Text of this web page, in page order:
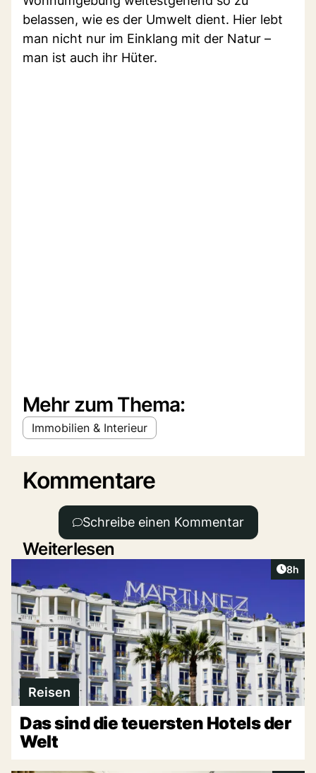
belassen, wie es der Umwelt dient. Hier lebt
man nicht nur im Einklang mit der Natur –
man ist auch ihr Hüter.
Mehr zum Thema:
Immobilien & Interieur
Kommentare
Schreibe einen Kommentar
Weiterlesen
8h
Reisen
Das sind die teuersten Hotels der
Welt